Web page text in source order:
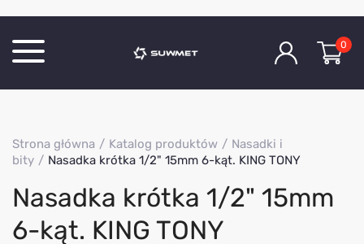
O Firmie
Kontakt
0
Strona główna Katalog produktów
Nasadki i
bity
Nasadka krótka 1/2" 15mm 6-kąt. KING TONY
Nasadka krótka 1/2" 15mm
6-kąt. KING TONY